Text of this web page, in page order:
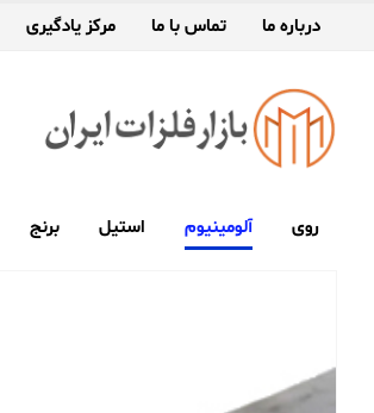
درباره ما تماس با ما مرکز یادگیری
روی آلومینیوم استیل برنج